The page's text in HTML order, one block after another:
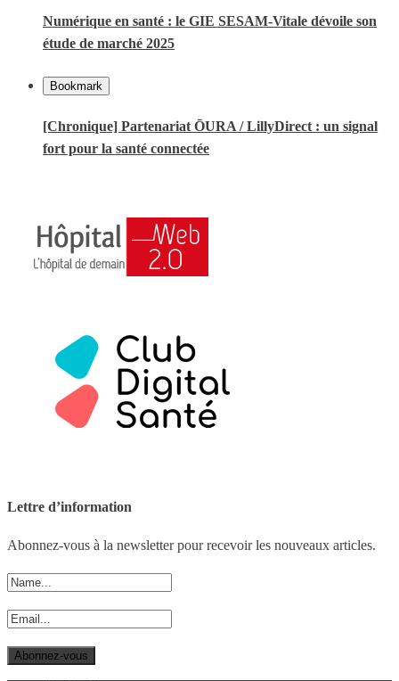
Numérique en santé : le GIE SESAM-Vitale dévoile son
étude de marché 2025
Bookmark
[Chronique] Partenariat ŌURA / LillyDirect : un signal
fort pour la santé connectée
Lettre d’information
Abonnez-vous à la newsletter pour recevoir les nouveaux articles.